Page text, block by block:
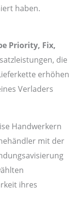
haben.
Priority, Fix,
die
erhöhen
Verladers
Handwerkern
mit der
ihres